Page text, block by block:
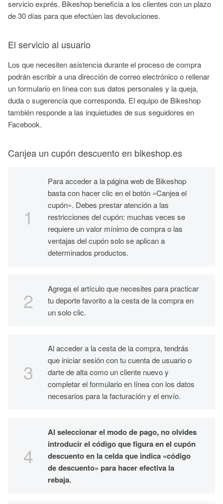
servicio exprés. Bikeshop beneficia a los clientes con un plazo
de 30 días para que efectúen las devoluciones.
El servicio al usuario
Los que necesiten asistencia durante el proceso de compra
podrán escribir a una dirección de correo electrónico o rellenar
un formulario en línea con sus datos personales y la queja,
duda o sugerencia que corresponda. El equipo de Bikeshop
también responde a las inquietudes de sus seguidores en
Facebook.
Canjea un cupón descuento en bikeshop.es
Para acceder a la página web de Bikeshop
basta con hacer clic en el botón «Canjea el
cupón». Debes prestar atención a las
restricciones del cupón: muchas veces se
requiere un valor mínimo de compra o las
ventajas del cupón solo se aplican a
determinados productos.
Agrega el artículo que necesites para practicar
tu deporte favorito a la cesta de la compra en
un solo clic.
Al acceder a la cesta de la compra, tendrás
que iniciar sesión con tu cuenta de usuario o
darte de alta como un cliente nuevo y
completar el formulario en línea con los datos
necesarios para la facturación y el envío.
Al seleccionar el modo de pago, no olvides
introducir el código que figura en el cupón
descuento en la celda que indica «código
de descuento» para hacer efectiva la
rebaja.